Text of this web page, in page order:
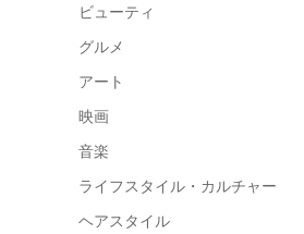
ビューティ
グルメ
アート
映画
音楽
ライフスタイル・カルチャー
ヘアスタイル